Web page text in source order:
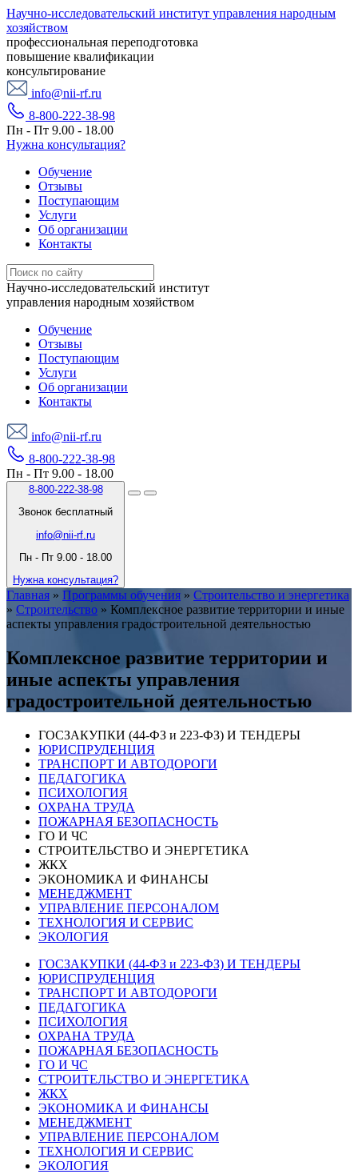
Научно-исследовательский институт управления народным
хозяйством
профессиональная переподготовка
повышение квалификации
консультирование
info@nii-rf.ru
8-800-222-38-98
Пн - Пт 9.00 - 18.00
Нужна консультация?
Обучение
Отзывы
Поступающим
Услуги
Об организации
Контакты
Научно-исследовательский институт
управления народным хозяйством
Обучение
Отзывы
Поступающим
Услуги
Об организации
Контакты
info@nii-rf.ru
8-800-222-38-98
Пн - Пт 9.00 - 18.00
8-800-222-38-98
Звонок бесплатный
info@nii-rf.ru
Пн - Пт 9.00 - 18.00
Нужна консультация?
Главная » Программы обучения » Строительство и энергетика
» Строительство » Комплексное развитие территории и иные
аспекты управления градостроительной деятельностью
Комплексное развитие территории и
иные аспекты управления
градостроительной деятельностью
ГОСЗАКУПКИ (44-ФЗ и 223-ФЗ) И ТЕНДЕРЫ
ЮРИСПРУДЕНЦИЯ
ТРАНСПОРТ И АВТОДОРОГИ
ПЕДАГОГИКА
ПСИХОЛОГИЯ
ОХРАНА ТРУДА
ПОЖАРНАЯ БЕЗОПАСНОСТЬ
ГО И ЧС
СТРОИТЕЛЬСТВО И ЭНЕРГЕТИКА
ЖКХ
ЭКОНОМИКА И ФИНАНСЫ
МЕНЕДЖМЕНТ
УПРАВЛЕНИЕ ПЕРСОНАЛОМ
ТЕХНОЛОГИЯ И СЕРВИС
ЭКОЛОГИЯ
ГОСЗАКУПКИ (44-ФЗ и 223-ФЗ) И ТЕНДЕРЫ
ЮРИСПРУДЕНЦИЯ
ТРАНСПОРТ И АВТОДОРОГИ
ПЕДАГОГИКА
ПСИХОЛОГИЯ
ОХРАНА ТРУДА
ПОЖАРНАЯ БЕЗОПАСНОСТЬ
ГО И ЧС
СТРОИТЕЛЬСТВО И ЭНЕРГЕТИКА
ЖКХ
ЭКОНОМИКА И ФИНАНСЫ
МЕНЕДЖМЕНТ
УПРАВЛЕНИЕ ПЕРСОНАЛОМ
ТЕХНОЛОГИЯ И СЕРВИС
ЭКОЛОГИЯ